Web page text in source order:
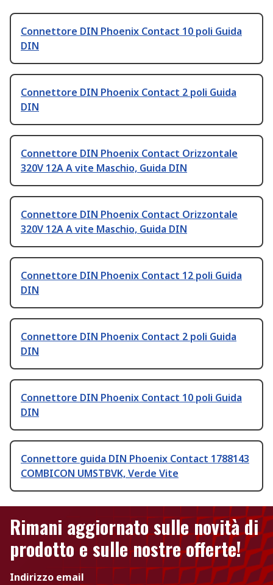
Connettore DIN Phoenix Contact 10 poli Guida
DIN
Connettore DIN Phoenix Contact 2 poli Guida
DIN
Connettore DIN Phoenix Contact Orizzontale
320V 12A A vite Maschio, Guida DIN
Connettore DIN Phoenix Contact Orizzontale
320V 12A A vite Maschio, Guida DIN
Connettore DIN Phoenix Contact 12 poli Guida
DIN
Connettore DIN Phoenix Contact 2 poli Guida
DIN
Connettore DIN Phoenix Contact 10 poli Guida
DIN
Connettore guida DIN Phoenix Contact 1788143
COMBICON UMSTBVK, Verde Vite
Rimani aggiornato sulle novità di
prodotto e sulle nostre offerte!
Indirizzo email